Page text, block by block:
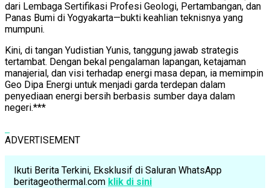
dari Lembaga Sertifikasi Profesi Geologi, Pertambangan, dan
Panas Bumi di Yogyakarta—bukti keahlian teknisnya yang
mumpuni.
Kini, di tangan Yudistian Yunis, tanggung jawab strategis
tertambat. Dengan bekal pengalaman lapangan, ketajaman
manajerial, dan visi terhadap energi masa depan, ia memimpin
Geo Dipa Energi untuk menjadi garda terdepan dalam
penyediaan energi bersih berbasis sumber daya dalam
negeri.***
ADVERTISEMENT
Ikuti Berita Terkini, Eksklusif di Saluran WhatsApp
beritageothermal.com klik di sini